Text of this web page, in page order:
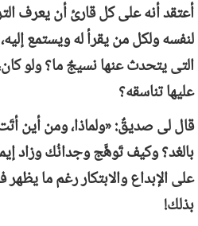
أعتقد أنه على كل قارئ أن يعرف
لنفسه ولكل من يقرأ له ويستمع
التى يتحدث عنها نسيجٌ ما؟ ولو
عليها تناسقه؟
قال لى صديقٌ: «ولماذا، ومن أين
بالغد؟ وكيف تَوهَّج وجدانُك وزاد
على الإبداع والابتكار رغم ما
بذلك!